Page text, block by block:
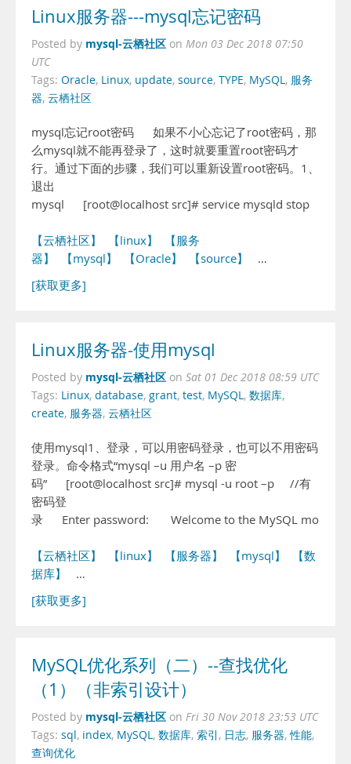
Linux服务器---mysql忘记密码
Posted by mysql-云栖社区 on Mon 03 Dec 2018 07:50
UTC
Tags: Oracle, Linux, update, source, TYPE, MySQL, 服务
器, 云栖社区
mysql忘记root密码 如果不小心忘记了root密码，那
么mysql就不能再登录了，这时就要重置root密码才
行。通过下面的步骤，我们可以重新设置root密码。1、
退出
mysql [root@localhost src]# service mysqld stop ...
【云栖社区】 【linux】
【服务
器】
【mysql】 【Oracle】 【source】
…
[获取更多]
Linux服务器-使用mysql
Posted by mysql-云栖社区 on Sat 01 Dec 2018 08:59 UTC
Tags: Linux, database, grant, test, MySQL, 数据库,
create, 服务器, 云栖社区
使用mysql1、登录，可以用密码登录，也可以不用密码
登录。命令格式“mysql –u 用户名 –p 密
码” [root@localhost src]# mysql -u root –p //有
密码登
录 Enter password: Welcome to the MySQL monitor.
【云栖社区】 【linux】 【服务器】 【mysql】
【数
据库】
…
[获取更多]
MySQL优化系列（二）--查找优化
（1）（非索引设计）
Posted by mysql-云栖社区 on Fri 30 Nov 2018 23:53 UTC
Tags: sql, index, MySQL, 数据库, 索引 , 日志, 服务器,性能,
查询优化